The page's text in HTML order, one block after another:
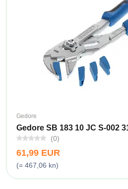
Gedore
Gedore SB 183 10 JC S-002
(0)
61,99 EUR
(= 467,06 kn)